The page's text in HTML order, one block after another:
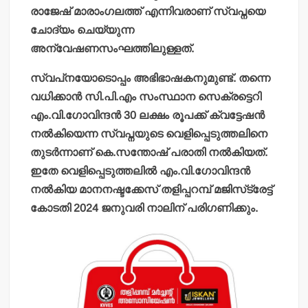
രാജേഷ് മാരാംഗലത്ത് എന്നിവരാണ് സ്വപ്നയെ
ചോദ്യം ചെയ്യുന്ന
അന്വേഷണസംഘത്തിലുള്ളത്.
സ്വപ്‌നയോടൊപ്പം അഭിഭാഷകനുമുണ്ട്. തന്നെ
വധിക്കാന്‍ സി.പി.എം സംസ്ഥാന സെക്രട്ടെറി
എം.വി.ഗോവിന്ദന്‍ 30 ലക്ഷം രൂപക്ക് ക്വട്ടേഷന്‍
നല്‍കിയെന്ന സ്വപ്നയുടെ വെളിപ്പെടുത്തലിനെ
തുടര്‍ന്നാണ് കെ.സന്തോഷ് പരാതി നല്‍കിയത്.
ഇതേ വെളിപ്പെടുത്തലില്‍ എം.വി.ഗോവിന്ദന്‍
നല്‍കിയ മാനനഷ്ടക്കേസ് തളിപ്പറമ്പ് മജിസ്‌ട്രേട്ട്
കോടതി 2024 ജനുവരി നാലിന് പരിഗണിക്കും.